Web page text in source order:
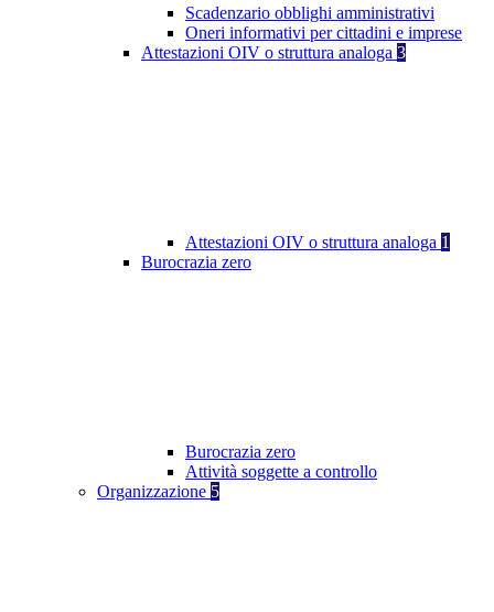
Scadenzario obblighi amministrativi
Oneri informativi per cittadini e imprese
Attestazioni OIV o struttura analoga 3
Attestazioni OIV o struttura analoga 1
Burocrazia zero
Burocrazia zero
Attività soggette a controllo
Organizzazione 5